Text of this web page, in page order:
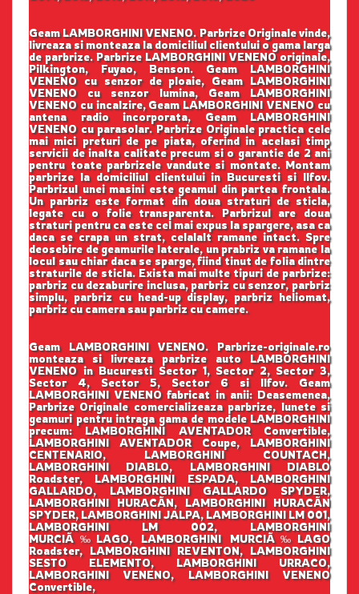
Geam LAMBORGHINI VENENO. Parbrize Originale vinde,
livreaza si monteaza la domiciliul clientului o gama larga
de parbrize. Parbrize LAMBORGHINI VENENO originale,
Pilkington, Fuyao, Benson. Geam LAMBORGHINI
VENENO cu senzor de ploaie, Geam LAMBORGHINI
VENENO cu senzor lumina, Geam LAMBORGHINI
VENENO cu incalzire, Geam LAMBORGHINI VENENO cu
antena radio incorporata, Geam LAMBORGHINI
VENENO cu parasolar. Parbrize Originale practica cele
mai mici preturi de pe piata, oferind in acelasi timp
servicii de inalta calitate precum si o garantie de 2 ani
pentru toate parbrizele vandute si montate. Montam
parbrize la domiciliul clientului in Bucuresti si Ilfov.
Parbrizul unei masini este geamul din partea frontala.
Un parbriz este format din doua straturi de sticla,
legate cu o folie transparenta. Parbrizul are doua
straturi pentru ca este cel mai expus la spargere, asa ca
daca se crapa un strat, celalalt ramane intact. Spre
deosebire de geamurile laterale, un prabriz va ramane la
locul sau chiar daca se sparge, fiind tinut de folia dintre
straturile de sticla. Exista mai multe tipuri de parbrize:
parbriz cu dezaburire inclusa, parbriz cu senzor, parbriz
simplu, parbriz cu head-up display, parbriz heliomat,
parbriz cu camera sau parbriz cu camere.
Geam LAMBORGHINI VENENO. Parbrize-originale.ro
monteaza si livreaza parbrize auto LAMBORGHINI
VENENO in Bucuresti Sector 1, Sector 2, Sector 3,
Sector 4, Sector 5, Sector 6 si Ilfov. Geam
LAMBORGHINI VENENO fabricat in anii: Deasemenea,
Parbrize Originale comercializeaza parbrize, lunete si
geamuri pentru intraga gama de modele LAMBORGHINI
precum: LAMBORGHINI AVENTADOR Convertible,
LAMBORGHINI AVENTADOR Coupe, LAMBORGHINI
CENTENARIO, LAMBORGHINI COUNTACH,
LAMBORGHINI DIABLO, LAMBORGHINI DIABLO
Roadster, LAMBORGHINI ESPADA, LAMBORGHINI
GALLARDO, LAMBORGHINI GALLARDO SPYDER,
LAMBORGHINI HURACÃN, LAMBORGHINI HURACÃN
SPYDER, LAMBORGHINI JALPA, LAMBORGHINI LM 001,
LAMBORGHINI LM 002, LAMBORGHINI
MURCIÃ‰LAGO, LAMBORGHINI MURCIÃ‰LAGO
Roadster, LAMBORGHINI REVENTON, LAMBORGHINI
SESTO ELEMENTO, LAMBORGHINI URRACO,
LAMBORGHINI VENENO, LAMBORGHINI VENENO
Convertible,